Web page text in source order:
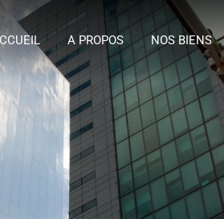
ACCUEIL
A PROPOS NOS BIENS